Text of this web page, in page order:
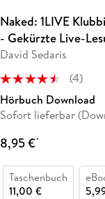
Naked: 1LIVE
- Gekürzte Live-
David Sedaris
(4)
Hörbuch Download
Sofort lieferbar
8,95 €*
Taschenbuch
11,00 €